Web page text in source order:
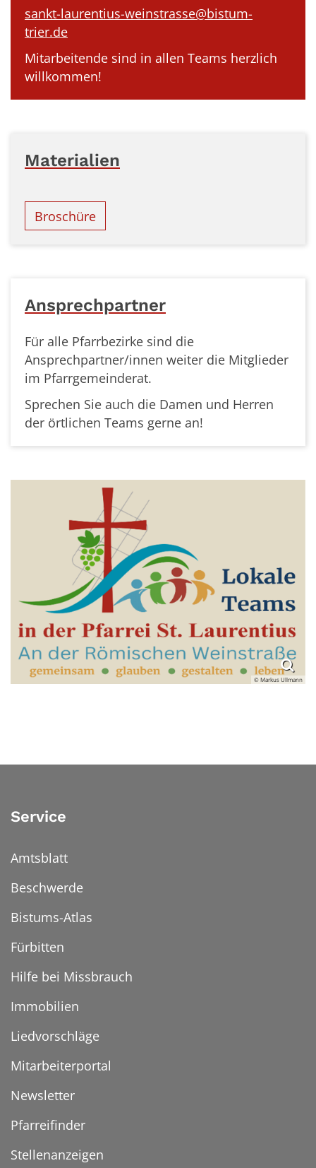
sankt-laurentius-weinstrasse@bistum-
trier.de
Mitarbeitende sind in allen Teams herzlich
willkommen!
Materialien
Broschüre
Ansprechpartner
Für alle Pfarrbezirke sind die
Ansprechpartner/innen weiter die Mitglieder
im Pfarrgemeinderat.
Sprechen Sie auch die Damen und Herren
der örtlichen Teams gerne an!
© Markus Ullmann
Service
Amtsblatt
Beschwerde
Bistums-Atlas
Fürbitten
Hilfe bei Missbrauch
Immobilien
Liedvorschläge
Mitarbeiterportal
Newsletter
Pfarreifinder
Stellenanzeigen